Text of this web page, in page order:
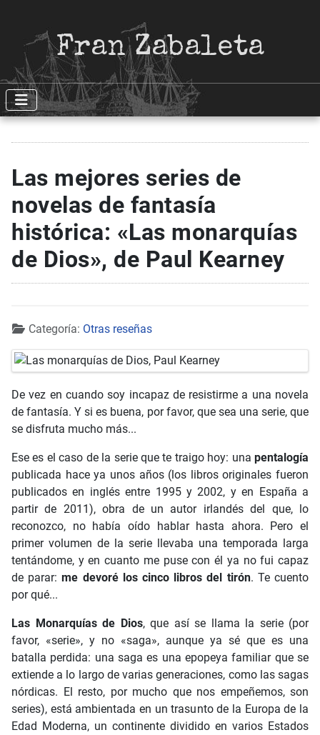
Fran Zabaleta
Las mejores series de
novelas de fantasía
histórica: «Las monarquías
de Dios», de Paul Kearney
Detalles
Categoría: Otras reseñas
De vez en cuando soy incapaz de resistirme a una novela
de fantasía. Y si es buena, por favor, que sea una serie, que
se disfruta mucho más...
Ese es el caso de la serie que te traigo hoy: una pentalogía
publicada hace ya unos años (los libros originales fueron
publicados en inglés entre 1995 y 2002, y en España a
partir de 2011), obra de un autor irlandés del que, lo
reconozco, no había oído hablar hasta ahora. Pero el
primer volumen de la serie llevaba una temporada larga
tentándome, y en cuanto me puse con él ya no fui capaz
de parar:me devoré los cinco libros del tirón. Te cuento
por qué...
Las Monarquías de Dios, que así se llama la serie (por
favor, «serie», y no «saga», aunque ya sé que es una
batalla perdida: una saga es una epopeya familiar que se
extiende a lo largo de varias generaciones, como las sagas
nórdicas. El resto, por mucho que nos empeñemos, son
series), está ambientada en un trasunto de la Europa de la
Edad Moderna, un continente dividido en varios Estados